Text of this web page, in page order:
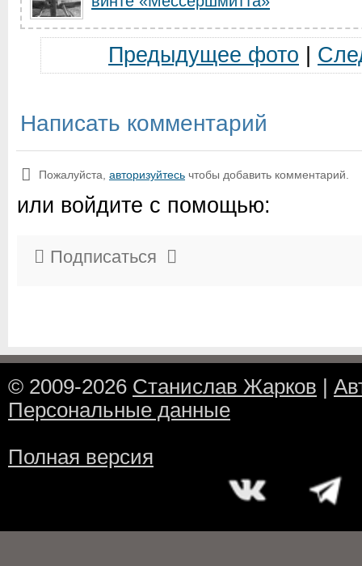
Предыдущее фото
Написать комментарий
Пожалуйста, авторизуйтесь чтобы добавить комментарий.
или войдите с помощью:
Подписаться
© 2009-2026 Станислав Жарков
Персональные данные
Полная версия